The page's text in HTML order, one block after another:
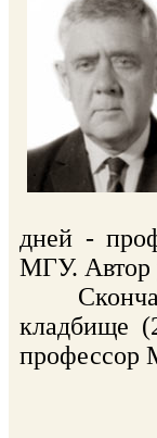
дней -
МГУ. Автор
кладбище